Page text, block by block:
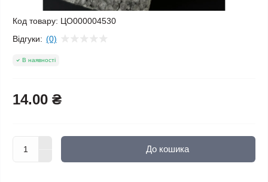
Код товару: ЦО000004530
Відгуки: (0)
В наявності
14.00 ₴
До кошика